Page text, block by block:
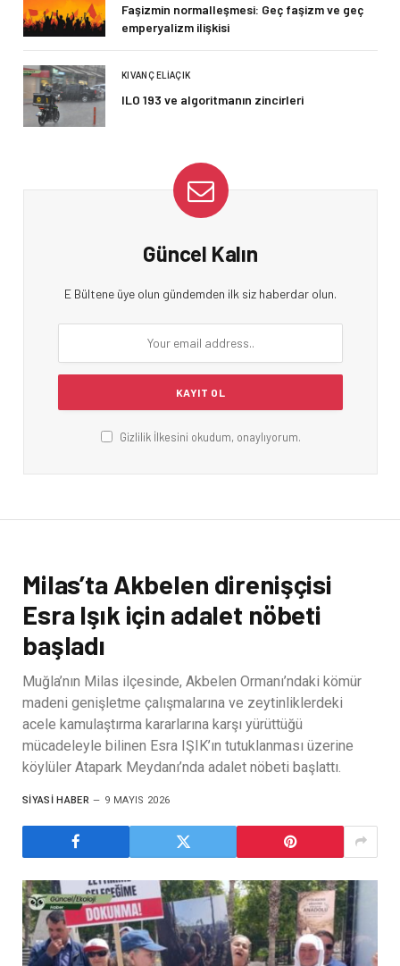
Faşizmin normalleşmesi: Geç faşizm ve geç
emperyalizm ilişkisi
KIVANÇ ELIAÇIK
ILO 193 ve algoritmanın zincirleri
Güncel Kalın
E Bültene üye olun gündemden ilk siz haberdar olun.
Gizlilik İlkesini okudum, onaylıyorum.
Milas’ta Akbelen direnişçisi
Esra Işık için adalet nöbeti
başladı
Muğla’nın Milas ilçesinde, Akbelen Ormanı’ndaki kömür
madeni genişletme çalışmalarına ve zeytinliklerdeki
acele kamulaştırma kararlarına karşı yürüttüğü
mücadeleyle bilinen Esra IŞIK’ın tutuklanması üzerine
köylüler Atapark Meydanı’nda adalet nöbeti başlattı.
SIYASI HABER 9 MAYIS 2026